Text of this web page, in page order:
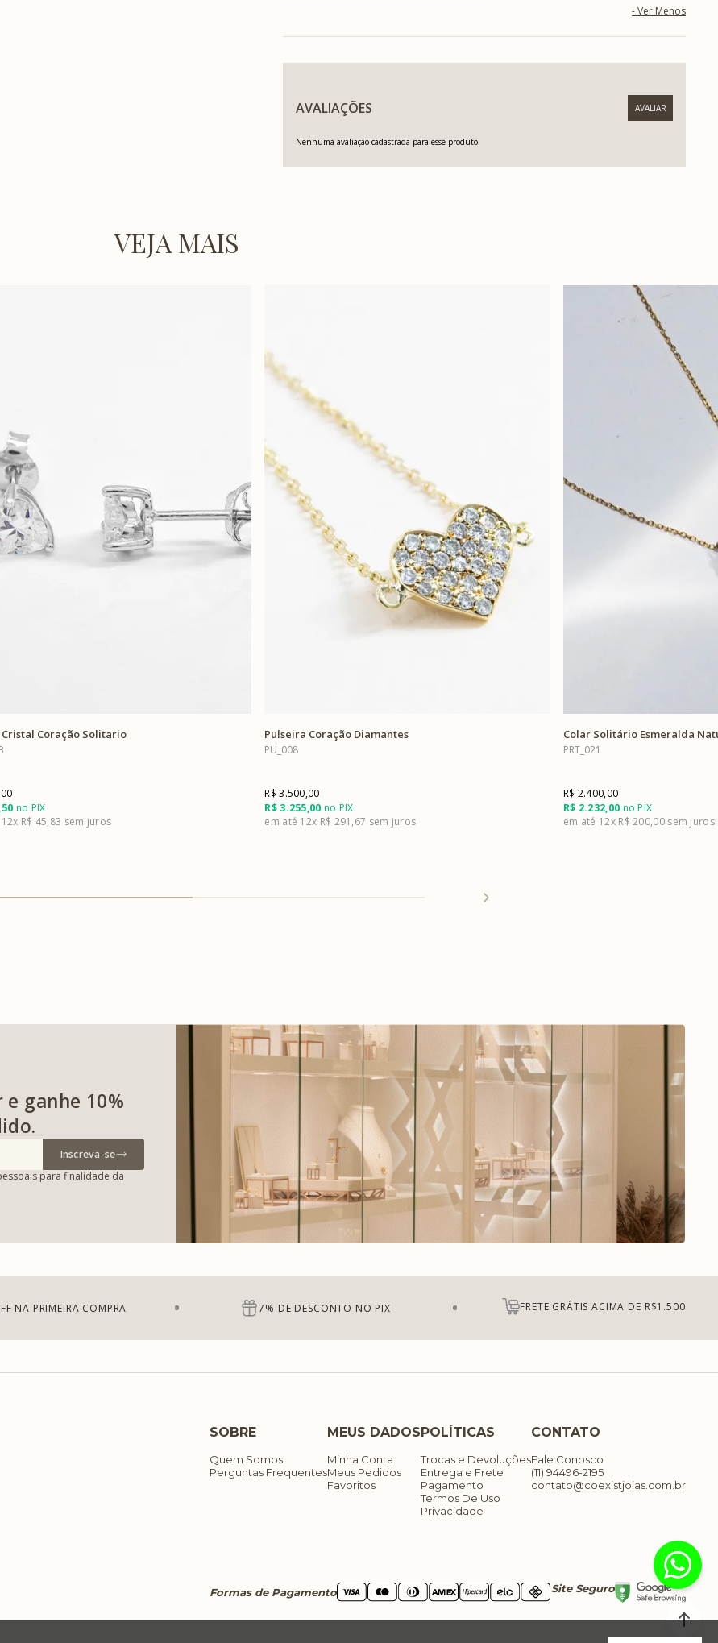
AVALIAÇÕES
Nenhuma avaliação cadastrada para esse produto.
VEJA MAIS
Coração Solitario
no PIX
12x R$ 45,83
Pulseira Coração Diamantes
PU_008
R$ 3.255,00 no PIX
R$ 3.500,00
12x R$ 291,67
Colar Solitário Esmeralda
PRT_021
R$ 2.232,00 no PIX
R$ 2.400,00
12x R$ 200,00
ganhe 10%
Inscreva-se
para finalidade da
NA PRIMEIRA COMPRA 7% DE DESCONTO NO PIX FRETE GRÁTIS ACIMA DE R$1.500
SOBRE
Quem Somos
Perguntas Frequentes
MEUS DADOS
Minha Conta
Meus Pedidos
Favoritos
POLÍTICAS
Trocas e Devoluções
Entrega e Frete
Pagamento
Termos De Uso
Privacidade
CONTATO
Fale Conosco
(11) 94496-2195
contato@coexistjoias.com.br
Formas de Pagamento Site Seguro